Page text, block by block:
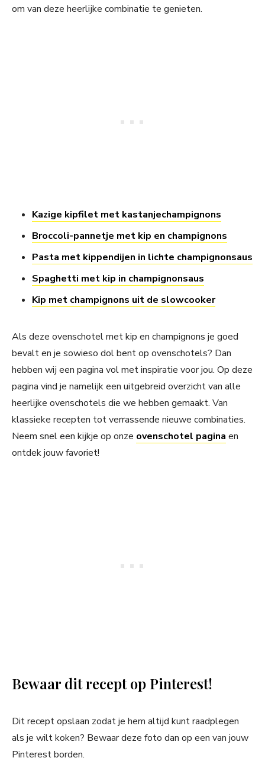
om van deze heerlijke combinatie te genieten.
Kazige kipfilet met kastanjechampignons
Broccoli-pannetje met kip en champignons
Pasta met kippendijen in lichte champignonsaus
Spaghetti met kip in champignonsaus
Kip met champignons uit de slowcooker
Als deze ovenschotel met kip en champignons je goed
bevalt en je sowieso dol bent op ovenschotels? Dan
hebben wij een pagina vol met inspiratie voor jou. Op deze
pagina vind je namelijk een uitgebreid overzicht van alle
heerlijke ovenschotels die we hebben gemaakt. Van
klassieke recepten tot verrassende nieuwe combinaties.
Neem snel een kijkje op onze ovenschotel pagina en
ontdek jouw favoriet!
Bewaar dit recept op Pinterest!
Dit recept opslaan zodat je hem altijd kunt raadplegen
als je wilt koken? Bewaar deze foto dan op een van jouw
Pinterest borden.